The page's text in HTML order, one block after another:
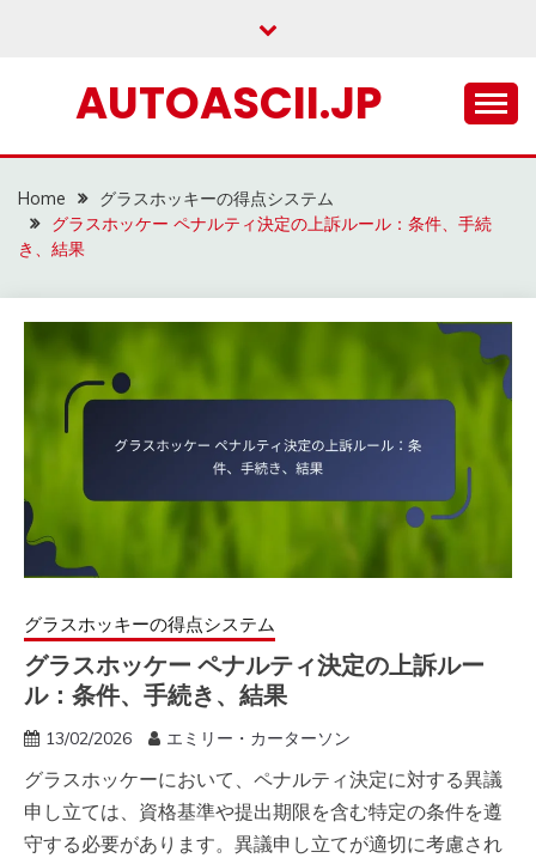
AUTOASCII.JP
Home
グラスホッキーの得点システム
グラスホッケー ペナルティ決定の上訴ルール：条件、手続
き、結果
グラスホッキーの得点システム
グラスホッケー ペナルティ決定の上訴ルー
ル：条件、手続き、結果
13/02/2026 エミリー・カーターソン
グラスホッケーにおいて、ペナルティ決定に対する異議
申し立ては、資格基準や提出期限を含む特定の条件を遵
守する必要があります。異議申し立てが適切に考慮され